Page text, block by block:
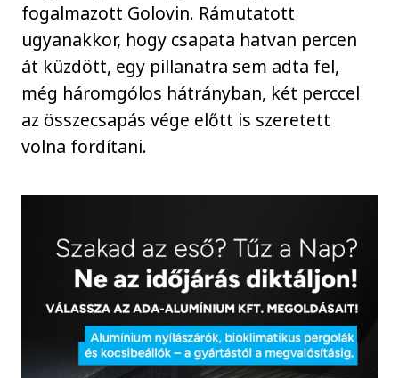
fogalmazott Golovin. Rámutatott
ugyanakkor, hogy csapata hatvan percen
át küzdött, egy pillanatra sem adta fel,
még háromgólos hátrányban, két perccel
az összecsapás vége előtt is szeretett
volna fordítani.